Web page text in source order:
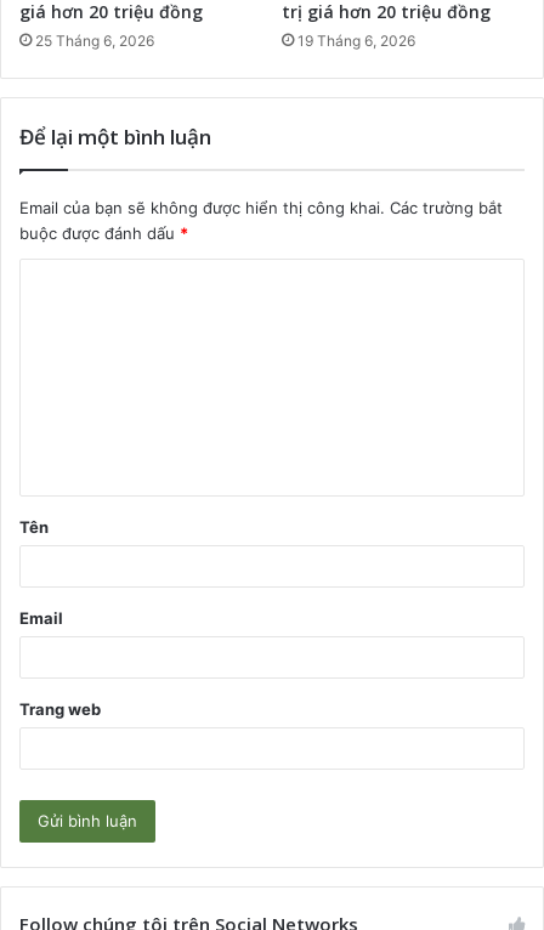
giá hơn 20 triệu đồng
25 Tháng 6, 2026
trị giá hơn 20 triệu đồng
19 Tháng 6, 2026
Để lại một bình luận
Email của bạn sẽ không được hiển thị công khai. Các trường bắt
buộc được đánh dấu *
ậ
n
Tên
Email
Trang web
Follow chúng tôi trên Social Networks